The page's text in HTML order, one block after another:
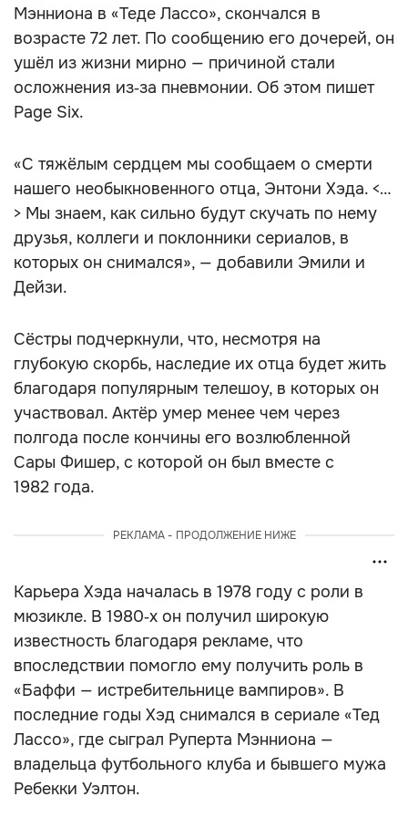
Мэнниона в «Теде Лассо», скончался в
возрасте 72 лет. По сообщению его дочерей, он
ушёл из жизни мирно — причиной стали
осложнения из‑за пневмонии. Об этом пишет
Page Six.
«С тяжёлым сердцем мы сообщаем о смерти
нашего необыкновенного отца, Энтони Хэда. <…
> Мы знаем, как сильно будут скучать по нему
друзья, коллеги и поклонники сериалов, в
которых он снимался», — добавили Эмили и
Дейзи.
Сёстры подчеркнули, что, несмотря на
глубокую скорбь, наследие их отца будет жить
благодаря популярным телешоу, в которых он
участвовал. Актёр умер менее чем через
полгода после кончины его возлюбленной
Сары Фишер, с которой он был вместе с
1982 года.
РЕКЛАМА - ПРОДОЛЖЕНИЕ НИЖЕ
Карьера Хэда началась в 1978 году с роли в
мюзикле. В 1980‑х он получил широкую
известность благодаря рекламе, что
впоследствии помогло ему получить роль в
«Баффи — истребительнице вампиров». В
последние годы Хэд снимался в сериале «Тед
Лассо», где сыграл Руперта Мэнниона —
владельца футбольного клуба и бывшего мужа
Ребекки Уэлтон.